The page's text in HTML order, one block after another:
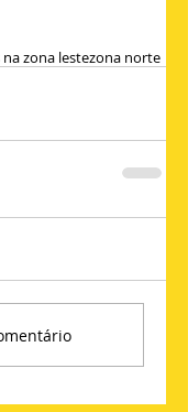
zona lestezona norte